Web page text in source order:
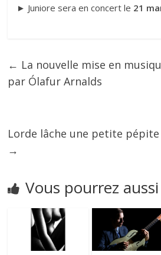
► Juniore sera en concert le 21
← La nouvelle mise en
par Ólafur Arnalds
Lorde lâche une petite pépite
→
Vous pourrez